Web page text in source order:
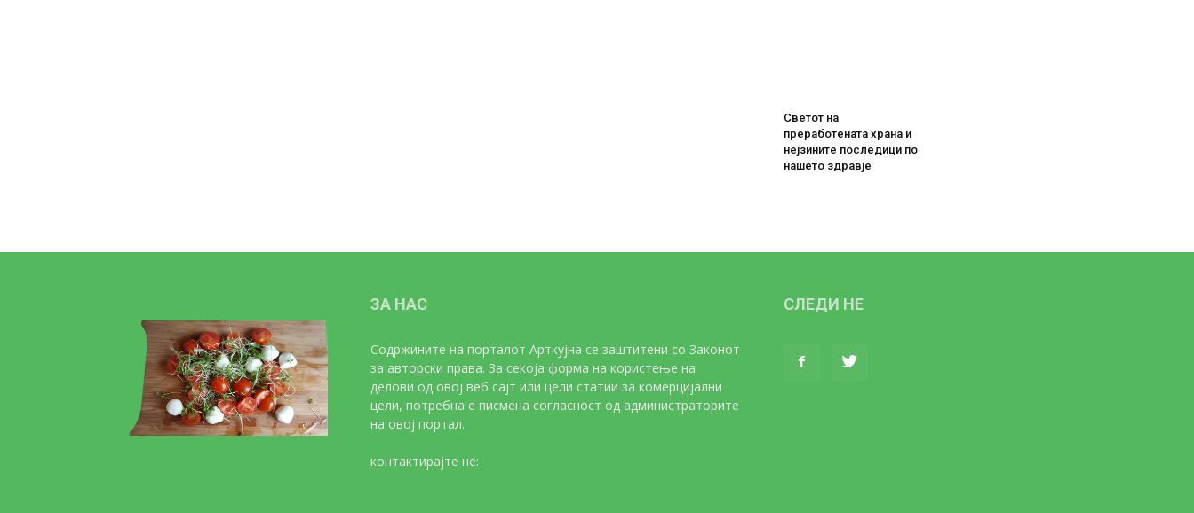
Светот на
преработената храна и
нејзините последици по
нашето здравје
ЗА НАС
Содржините на порталот Арткујна се заштитени со Законот
за авторски права. За секоја форма на користење на
делови од овој веб сајт или цели статии за комерцијални
цели, потребна е писмена согласност од администраторите
на овој портал.
контактирајте не:
СЛЕДИ НЕ